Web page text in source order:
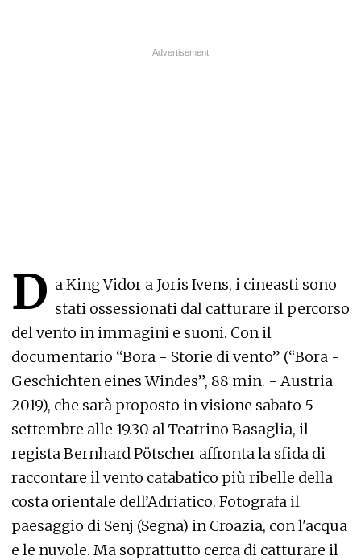
D a King Vidor a Joris Ivens, i cineasti sono
stati ossessionati dal catturare il percorso
del vento in immagini e suoni. Con il
documentario “Bora - Storie di vento” (“Bora -
Geschichten eines Windes”, 88 min. - Austria
2019), che sarà proposto in visione sabato 5
settembre alle 19.30 al Teatrino Basaglia, il
regista Bernhard Pötscher affronta la sfida di
raccontare il vento catabatico più ribelle della
costa orientale dell’Adriatico. Fotografa il
paesaggio di Senj (Segna) in Croazia, con l'acqua
e le nuvole. Ma soprattutto cerca di catturare il